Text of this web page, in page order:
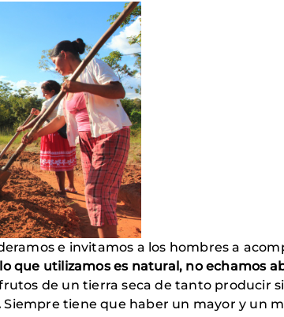
e invitamos a los hombres a
que utilizamos es natural, no echamos
de un tierra seca de tanto producir
Siempre tiene que haber un mayor y un